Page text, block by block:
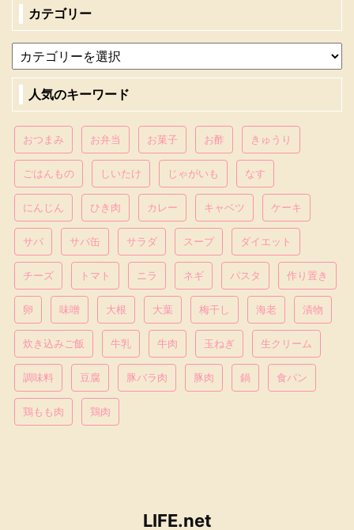
カテゴリー
人気のキーワード
おつまみ お弁当 お菓子 お酢 きゅうり
ごはんもの しいたけ じゃがいも なす
にんじん ひき肉 カレー キャベツ ケーキ
サバ サバ缶 サラダ スープ ダイエット
チーズ トマト ニラ ネギ パスタ 作り置き
卵 味噌 大根 大葉 梅干し 海老 漬物
炊き込みご飯 牛乳 牛肉 玉ねぎ 生クリーム
調味料 豆腐 豚バラ肉 豚肉 鍋 食パン
鶏もも肉 鶏肉
LIFE.net